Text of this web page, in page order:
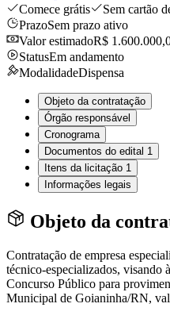
Comece grátis
Sem cartão
PrazoSem prazo ativo
Valor estimadoR$
StatusEm andamento
ModalidadeDispensa
Objeto da contratação
Órgão responsável
Cronograma
Documentos do edital 1
Itens da licitação 1
Informações legais
Objeto da
Contratação de empresa
técnico-especializados, visando
Concurso Público para
Municipal de Goianinha/RN,